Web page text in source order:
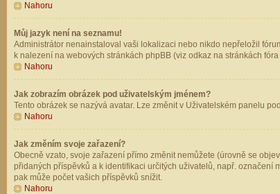
Nahoru
Můj jazyk není na seznamu!
Administrátor nenainstaloval vaši lokalizaci nebo nikdo nepřeložil
k nalezení na webových stránkách phpBB (viz odkaz na stránkách
Nahoru
Jak zobrazím obrázek pod uživatelským jménem?
Tento obrázek se nazývá avatar. Lze změnit v Uživatelském panelu
Nahoru
Jak změním svoje zařazení?
Obecně vzato, svoje zařazení přímo změnit nemůžete (úrovně se
přidaných příspěvků a k identifikaci určitých uživatelů, např. označení
pak může počet vašich příspěvků snížit.
Nahoru